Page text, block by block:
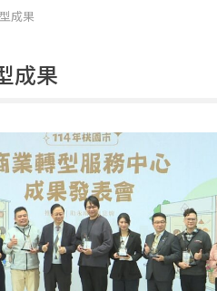
成果
成果